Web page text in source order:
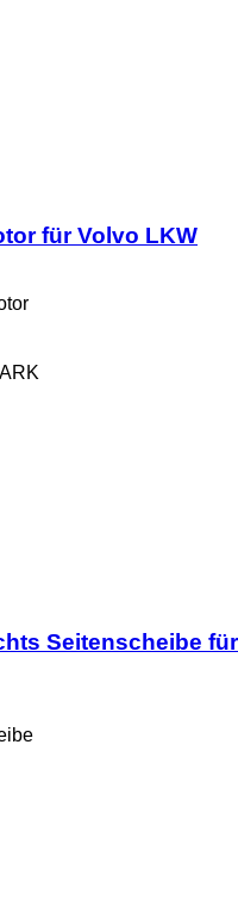
für Volvo LKW
Seitenscheibe für